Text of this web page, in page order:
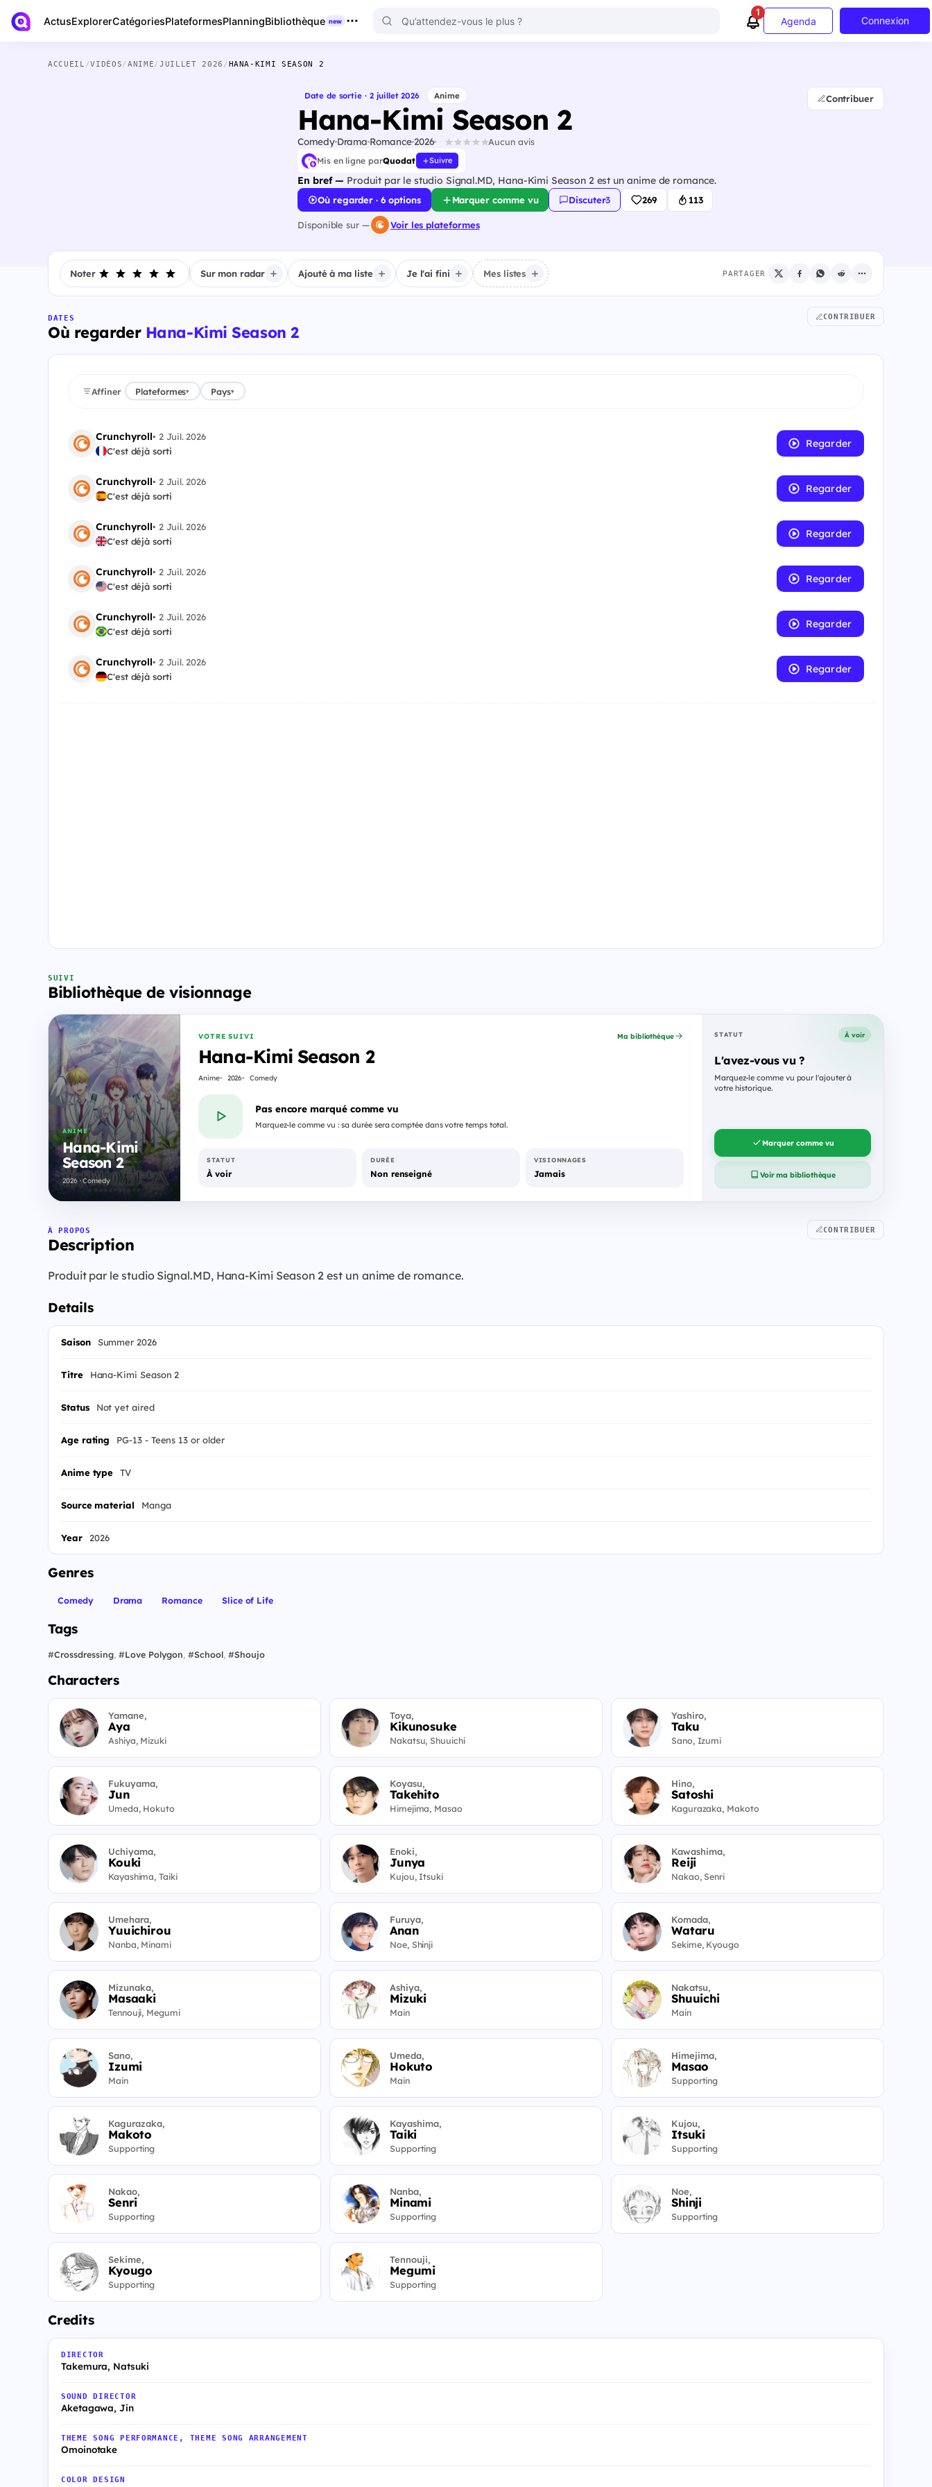
ActusExplorerCatégoriesPlateformesPlanningBibliothèque new
1
Agenda Connexion
ACCUEIL /VIDÉOS/ANIME/JUILLET 2026 /HANA-KIMI SEASON 2
Date de sortie · 2 juillet 2026 Anime
Hana-Kimi Season 2
ComedyDrama Romance2026 Aucun avis
Mis en ligne parQuodat Suivre
En bref — Produit par le studio Signal.MD, Hana-Kimi Season 2 est un anime de romance.
Contribuer
Où regarder · 6 options Marquer comme vu Discuter·3 269 113
Disponible sur — Voir les plateformes
Noter Sur mon radar Ajouté à ma liste Je l'ai fini Mes listes PARTAGER
DATES
Où regarder Hana-Kimi Season 2
CONTRIBUER
Affiner Plateformes▾ Pays▾
Crunchyroll• 2 Juil. 2026
C'est déjà sorti
Regarder
Crunchyroll• 2 Juil. 2026
C'est déjà sorti
Regarder
Crunchyroll• 2 Juil. 2026
C'est déjà sorti
Regarder
Crunchyroll• 2 Juil. 2026
C'est déjà sorti
Regarder
Crunchyroll• 2 Juil. 2026
C'est déjà sorti
Regarder
Crunchyroll• 2 Juil. 2026
C'est déjà sorti
Regarder
SUIVI
Bibliothèque de visionnage
ANIME
Hana-Kimi
Season 2
2026 · Comedy
VOTRE SUIVI
Hana-Kimi Season 2
Anime 2026 Comedy
Ma bibliothèque
Pas encore marqué comme vu
Marquez-le comme vu : sa durée sera comptée dans votre temps total.
STATUT
À voir
DURÉE
Non renseigné
VISIONNAGES
Jamais
STATUT À voir
L'avez-vous vu ?
Marquez-le comme vu pour l'ajouter à
votre historique.
Marquer comme vu
Voir ma bibliothèque
À PROPOS
Description
CONTRIBUER
Produit par le studio Signal.MD, Hana-Kimi Season 2 est un anime de romance.
Details
Saison Summer 2026
Titre Hana-Kimi Season 2
Status Not yet aired
Age rating PG-13 - Teens 13 or older
Anime type TV
Source material Manga
Year 2026
Genres
Comedy Drama Romance Slice of Life
Tags
#Crossdressing, #Love Polygon, #School, #Shoujo
Characters
Yamane,
Aya
Ashiya, Mizuki
Toya,
Kikunosuke
Nakatsu, Shuuichi
Yashiro,
Taku
Sano, Izumi
Fukuyama,
Jun
Umeda, Hokuto
Koyasu,
Takehito
Himejima, Masao
Hino,
Satoshi
Kagurazaka, Makoto
Uchiyama,
Kouki
Kayashima, Taiki
Enoki,
Junya
Kujou, Itsuki
Kawashima,
Reiji
Nakao, Senri
Umehara,
Yuuichirou
Nanba, Minami
Furuya,
Anan
Noe, Shinji
Komada,
Wataru
Sekime, Kyougo
Mizunaka,
Masaaki
Tennouji, Megumi
Ashiya,
Mizuki
Main
Nakatsu,
Shuuichi
Main
Sano,
Izumi
Main
Umeda,
Hokuto
Main
Himejima,
Masao
Supporting
Kagurazaka,
Makoto
Supporting
Kayashima,
Taiki
Supporting
Kujou,
Itsuki
Supporting
Nakao,
Senri
Supporting
Nanba,
Minami
Supporting
Noe,
Shinji
Supporting
Sekime,
Kyougo
Supporting
Tennouji,
Megumi
Supporting
Credits
DIRECTOR
Takemura, Natsuki
SOUND DIRECTOR
Aketagawa, Jin
THEME SONG PERFORMANCE, THEME SONG ARRANGEMENT
Omoinotake
COLOR DESIGN